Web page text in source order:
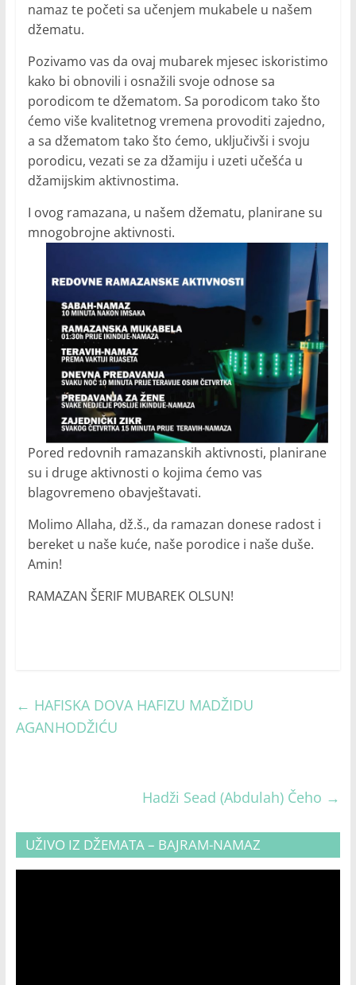
namaz te početi sa učenjem mukabele u našem
džematu.
Pozivamo vas da ovaj mubarek mjesec iskoristimo
kako bi obnovili i osnažili svoje odnose sa
porodicom te džematom. Sa porodicom tako što
ćemo više kvalitetnog vremena provoditi zajedno,
a sa džematom tako što ćemo, uključivši i svoju
porodicu, vezati se za džamiju i uzeti učešća u
džamijskim aktivnostima.
I ovog ramazana, u našem džematu, planirane su
mnogobrojne aktivnosti.
Pored redovnih ramazanskih aktivnosti, planirane
su i druge aktivnosti o kojima ćemo vas
blagovremeno obavještavati.
Molimo Allaha, dž.š., da ramazan donese radost i
bereket u naše kuće, naše porodice i naše duše.
Amin!
RAMAZAN ŠERIF MUBAREK OLSUN!
← HAFISKA DOVA HAFIZU MADŽIDU
AGANHODŽIĆU
Hadži Sead (Abdulah) Čeho →
UŽIVO IZ DŽEMATA – BAJRAM-NAMAZ